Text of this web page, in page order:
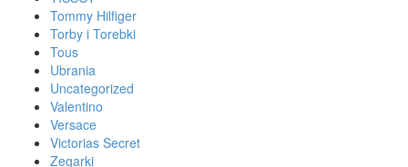
Tommy Hilfiger
Torby i Torebki
Tous
Ubrania
Uncategorized
Valentino
Versace
Victorias Secret
Zegarki